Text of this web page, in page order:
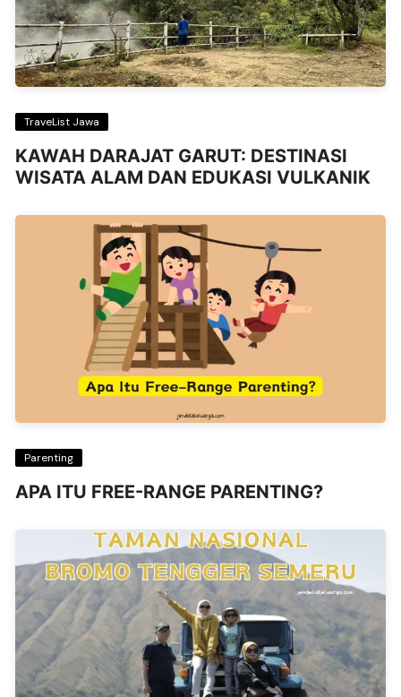
TraveList Jawa
KAWAH DARAJAT GARUT: DESTINASI
WISATA ALAM DAN EDUKASI VULKANIK
Parenting
APA ITU FREE-RANGE PARENTING?